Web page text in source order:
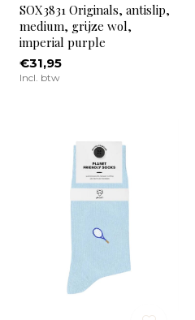
SOX3831 Originals, antislip,
medium, grijze wol,
imperial purple
€31,95
Incl. btw